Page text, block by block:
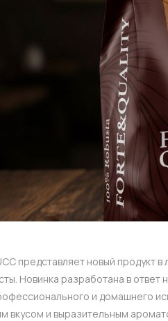
представляет новый продукт в
Новинка разработана в
и домашнего
вкусом и выразительным